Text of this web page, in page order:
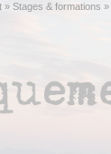
» Stages & formations »